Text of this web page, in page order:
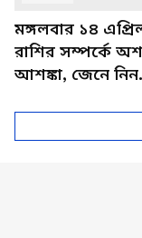
মঙ্গলবার ১৪
রাশির সম্পর্কে
আশঙ্কা, জেনে নিন